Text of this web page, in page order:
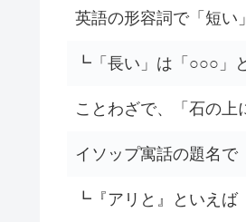
英語の形容詞で「短い
┗「長い」は「○○○」
ことわざで、「石の上
イソップ寓話の題名で
┗『アリと』といえば